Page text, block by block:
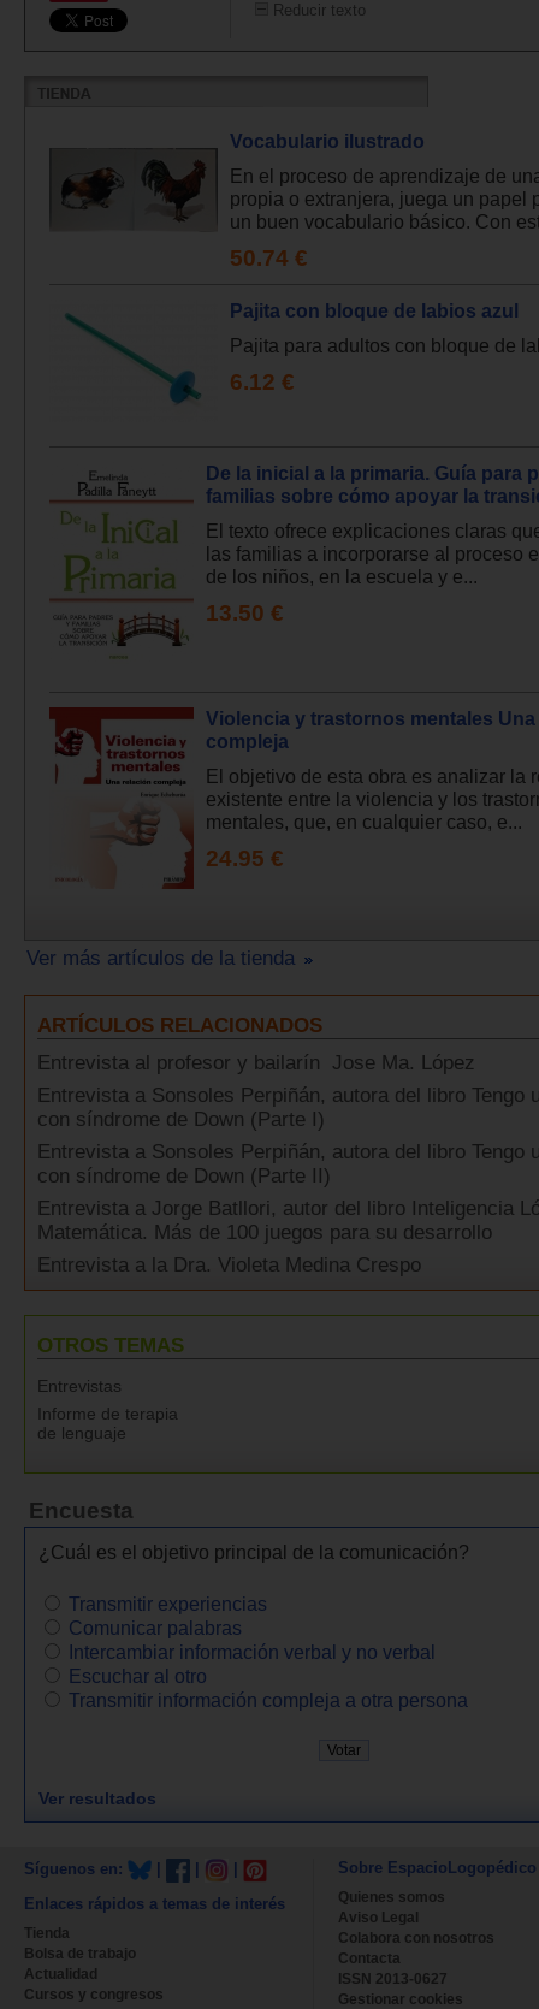
Reducir texto
Vocabulario ilustrado
En el proceso de aprendizaje de
propia o extranjera, juega un papel
un buen vocabulario básico. Con
50.74 €
Pajita con bloque de labios azul
Pajita para adultos con bloque de
6.12 €
De la inicial a la primaria. Guía para
familias sobre cómo apoyar la
El texto ofrece explicaciones claras
las familias a incorporarse al proceso
de los niños, en la escuela y e...
13.50 €
Violencia y trastornos mentales
compleja
El objetivo de esta obra es analizar la
existente entre la violencia y los
mentales, que, en cualquier caso, e...
24.95 €
Ver más artículos de la tienda
ARTÍCULOS RELACIONADOS
Entrevista al profesor y bailarín Jose Ma. López
Entrevista a Sonsoles Perpiñán, autora del libro Tengo
con síndrome de Down (Parte I)
Entrevista a Sonsoles Perpiñán, autora del libro Tengo
con síndrome de Down (Parte II)
Entrevista a Jorge Batllori, autor del libro Inteligencia
Matemática. Más de 100 juegos para su desarrollo
Entrevista a la Dra. Violeta Medina Crespo
OTROS TEMAS
Entrevistas
Informe de terapia
de lenguaje
Encuesta
¿Cuál es el objetivo principal de la comunicación?
Transmitir experiencias
Comunicar palabras
Intercambiar información verbal y no verbal
Escuchar al otro
Transmitir información compleja a otra persona
Ver resultados
Síguenos en:
Enlaces rápidos a temas de interés
Tienda
Bolsa de trabajo
Actualidad
Cursos y congresos
Sobre EspacioLogopédico
Quienes somos
Aviso Legal
Colabora con nosotros
Contacta
ISSN 2013-0627
Gestionar cookies